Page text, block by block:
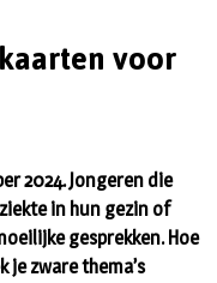
voor
2024. Jongeren die
in hun gezin of
gesprekken. Hoe
je zware thema’s